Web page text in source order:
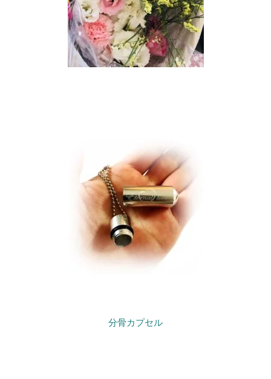
分骨カプセル